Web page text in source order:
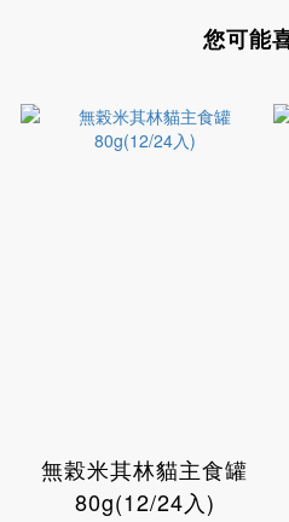
您可能
無榖米其林貓主食罐
80g(12/24入)